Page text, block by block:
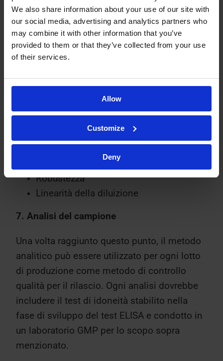
We also share information about your use of our site with
our social media, advertising and analytics partners who
may combine it with other information that you’ve
provided to them or that they’ve collected from your use
of their services.
Allow
Customize
Deny
per la determinazione dell’HCP
Una volta sviluppato il metodo ELISA, è
necessario effettuare una validazione del
Specificità
Intervallo/curva di calibrazione
Accuratezza e precisione
Limite di rilevabilità e limite di
Robustezza
Linearità della diluizione
7. Analisi del campione
Una volta raggiunto questo punto, il metodo
analitico può essere utilizzato per ogni lotto
di produzione come metodo di controllo
qualità per il rilascio. Ogni analisi dovrebbe
includere il test di idoneità stabilito nella
fase di sviluppo del test ELISA e condotto in
un laboratorio GMP per lo scopo sopra
menzionato.